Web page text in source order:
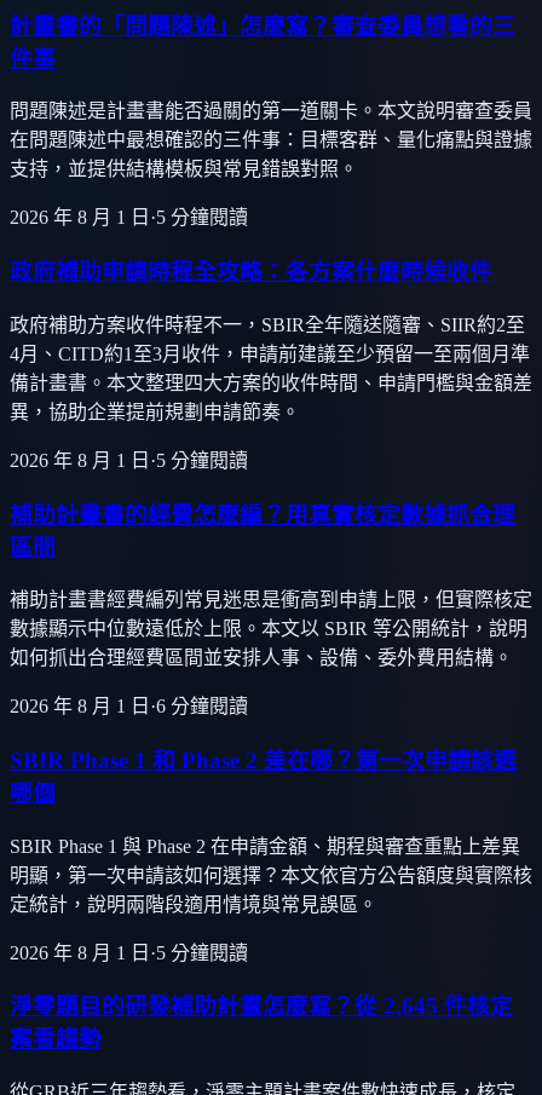
計畫書的「問題陳述」怎麼寫？審查委員想看的三
件事
問題陳述是計畫書能否過關的第一道關卡。本文說明審查委員
在問題陳述中最想確認的三件事：目標客群、量化痛點與證據
支持，並提供結構模板與常見錯誤對照。
2026 年 8 月 1 日 ·5 分鐘閱讀
政府補助申請時程全攻略：各方案什麼時候收件
政府補助方案收件時程不一，SBIR全年隨送隨審、SIIR約2至
4月、CITD約1至3月收件，申請前建議至少預留一至兩個月準
備計畫書。本文整理四大方案的收件時間、申請門檻與金額差
異，協助企業提前規劃申請節奏。
2026 年 8 月 1 日 ·5 分鐘閱讀
補助計畫書的經費怎麼編？用真實核定數據抓合理
區間
補助計畫書經費編列常見迷思是衝高到申請上限，但實際核定
數據顯示中位數遠低於上限。本文以 SBIR 等公開統計，說明
如何抓出合理經費區間並安排人事、設備、委外費用結構。
2026 年 8 月 1 日 ·6 分鐘閱讀
SBIR Phase 1 和 Phase 2 差在哪？第一次申請該選
哪個
SBIR Phase 1 與 Phase 2 在申請金額、期程與審查重點上差異
明顯，第一次申請該如何選擇？本文依官方公告額度與實際核
定統計，說明兩階段適用情境與常見誤區。
2026 年 8 月 1 日 ·5 分鐘閱讀
淨零題目的研發補助計畫怎麼寫？從 2,645 件核定
案看趨勢